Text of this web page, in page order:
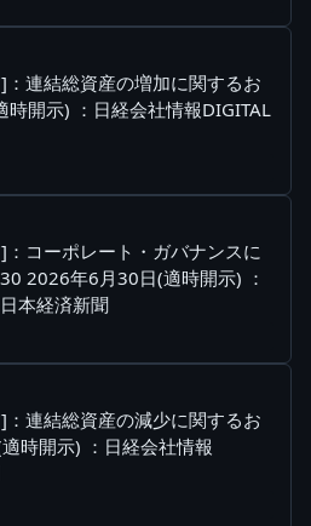
連結総資産の増加に関するお
開示) ：日経会社情報DIGITAL
コーポレート・ガバナンスに
2026年6月30日(適時開示) ：
本経済新聞
連結総資産の減少に関するお
時開示) ：日経会社情報